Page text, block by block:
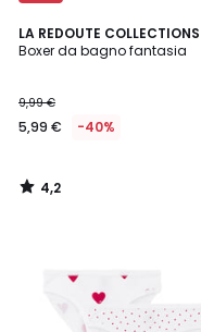
LA REDOUTE COLLECTIONS
Boxer da bagno fantasia
9,99 €
5,99 € -40%
4,2
/ 5
4,2
/